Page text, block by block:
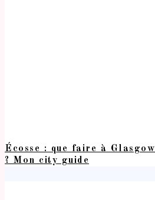
Écosse : que faire à Glasgow
? Mon city guide